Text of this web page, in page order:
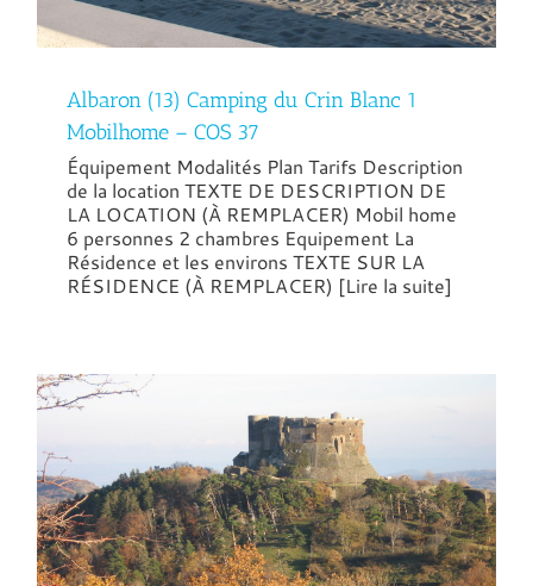
Albaron (13) Camping du Crin Blanc 1
Mobilhome – COS 37
Équipement Modalités Plan Tarifs Description
de la location TEXTE DE DESCRIPTION DE
LA LOCATION (À REMPLACER) Mobil home
6 personnes 2 chambres Equipement La
Résidence et les environs TEXTE SUR LA
RÉSIDENCE (À REMPLACER) [Lire la suite]